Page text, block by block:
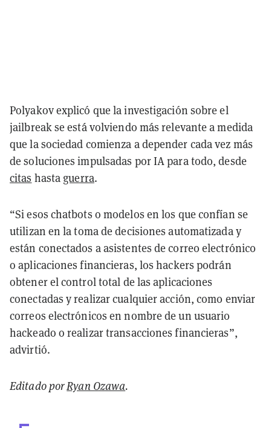
Polyakov explicó que la investigación sobre el
jailbreak se está volviendo más relevante a medida
que la sociedad comienza a depender cada vez más
de soluciones impulsadas por IA para todo, desde
citas hasta guerra.
“Si esos chatbots o modelos en los que confían se
utilizan en la toma de decisiones automatizada y
están conectados a asistentes de correo electrónico
o aplicaciones financieras, los hackers podrán
obtener el control total de las aplicaciones
conectadas y realizar cualquier acción, como enviar
correos electrónicos en nombre de un usuario
hackeado o realizar transacciones financieras”,
advirtió.
Editado porRyan Ozawa.